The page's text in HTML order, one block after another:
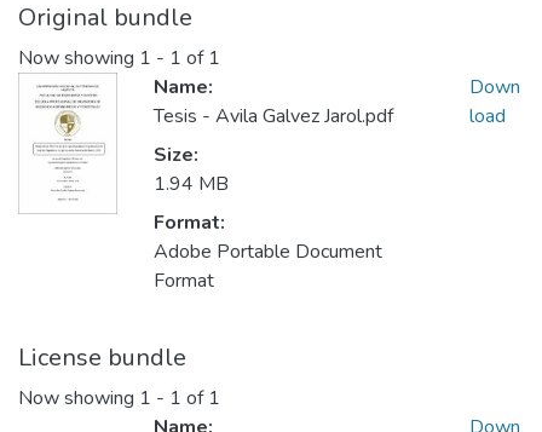
Original bundle
Now showing 1 - 1 of 1
Name:
Tesis - Avila Galvez Jarol.pdf
Size:
1.94 MB
Format:
Adobe Portable Document
Format
Down
load
License bundle
Now showing 1 - 1 of 1